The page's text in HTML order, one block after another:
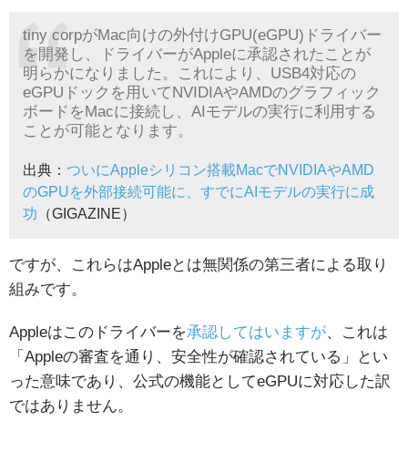
tiny corpがMac向けの外付けGPU(eGPU)ドライバー
を開発し、ドライバーがAppleに承認されたことが
明らかになりました。これにより、USB4対応の
eGPUドックを用いてNVIDIAやAMDのグラフィック
ボードをMacに接続し、AIモデルの実行に利用する
ことが可能となります。
出典： ついにAppleシリコン搭載MacでNVIDIAやAMD
のGPUを外部接続可能に、すでにAIモデルの実行に成
功 （GIGAZINE）
ですが、これらはAppleとは無関係の第三者による取り
組みです。
Appleはこのドライバーを承認してはいますが、これは
「Appleの審査を通り、安全性が確認されている」とい
った意味であり、公式の機能としてeGPUに対応した訳
ではありません。